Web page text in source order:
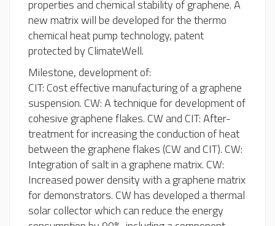
properties and chemical stability of graphene. A
new matrix will be developed for the thermo
chemical heat pump technology, patent
protected by ClimateWell.
Milestone, development of:
CIT: Cost effective manufacturing of a graphene
suspension. CW: A technique for development of
cohesive graphene flakes. CW and CIT: After-
treatment for increasing the conduction of heat
between the graphene flakes (CW and CIT). CW:
Integration of salt in a graphene matrix. CW:
Increased power density with a graphene matrix
for demonstrators. CW has developed a thermal
solar collector which can reduce the energy